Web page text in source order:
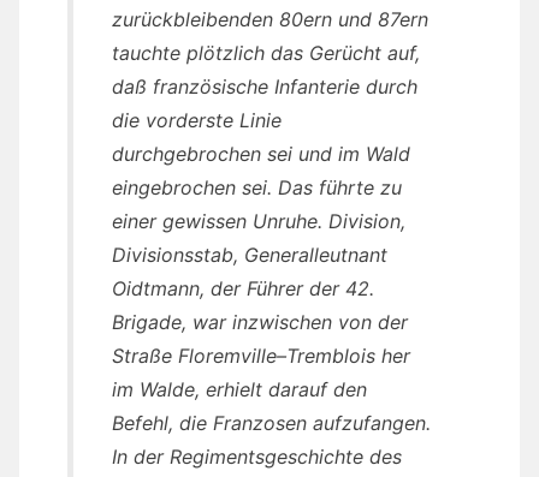
zurückbleibenden 80ern und 87ern
tauchte plötzlich das Gerücht auf,
daß französische Infanterie durch
die vorderste Linie
durchgebrochen sei und im Wald
eingebrochen sei. Das führte zu
einer gewissen Unruhe. Division,
Divisionsstab, Generalleutnant
Oidtmann, der Führer der 42.
Brigade, war inzwischen von der
Straße Floremville–Tremblois her
im Walde, erhielt darauf den
Befehl, die Franzosen aufzufangen.
In der Regimentsgeschichte des